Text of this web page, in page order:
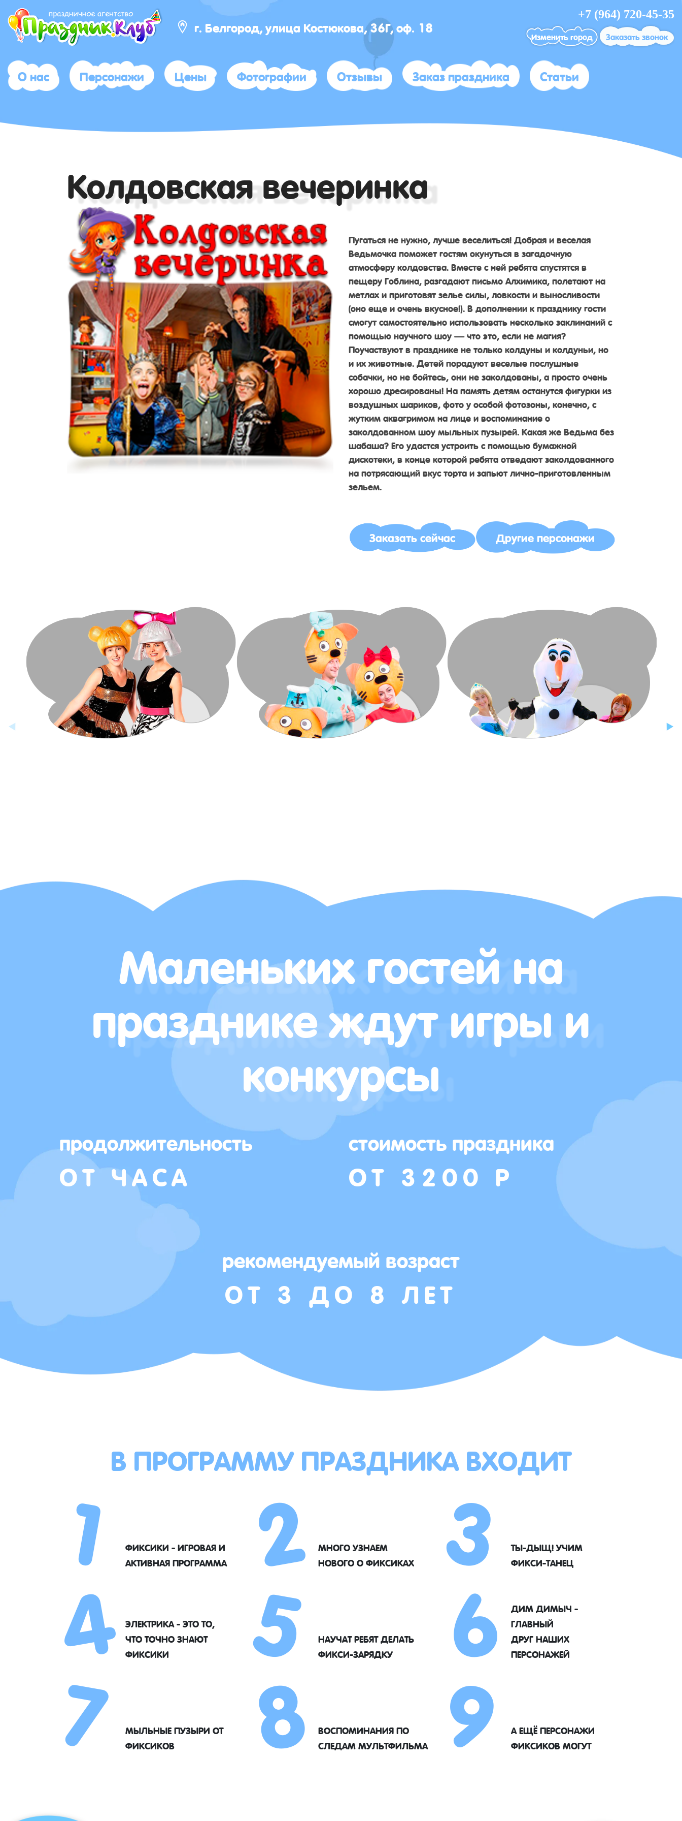
г. Белгород, улица Костюкова, 36Г, оф. 18 +7 (964) 720-45-35
Изменить город Заказать звонок
О нас Персонажи Цены Фотографии Отзывы Заказ праздника Статьи
Колдовская вечеринка
Пугаться не нужно, лучше веселиться! Добрая и веселая
Ведьмочка поможет гостям окунуться в загадочную
атмосферу колдовства. Вместе с ней ребята спустятся в
пещеру Гоблина, разгадают письмо Алхимика, полетают на
метлах и приготовят зелье силы, ловкости и выносливости
(оно еще и очень вкусное!). В дополнении к празднику гости
смогут самостоятельно использовать несколько заклинаний с
помощью научного шоу — что это, если не магия?
Поучаствуют в празднике не только колдуны и колдуньи, но
и их животные. Детей порадуют веселые послушные
собачки, но не бойтесь, они не заколдованы, а просто очень
хорошо дресированы! На память детям останутся фигурки из
воздушных шариков, фото у особой фотозоны, конечно, с
жутким аквагримом на лице и воспоминание о
заколдованном шоу мыльных пузырей. Какая же Ведьма без
шабаша? Его удастся устроить с помощью бумажной
дискотеки, в конце которой ребята отведают заколдованного
на потрясающий вкус торта и запьют лично-приготовленным
зельем.
Заказать сейчас Другие персонажи
Маленьких гостей на
празднике ждут игры и
конкурсы
продолжительность
ОТ ЧАСА
стоимость праздника
ОТ 3200 Р
рекомендуемый возраст
ОТ 3 ДО 8 ЛЕТ
В ПРОГРАММУ ПРАЗДНИКА ВХОДИТ
1ФИКСИКИ - ИГРОВАЯ И
АКТИВНАЯ ПРОГРАММА
2МНОГО УЗНАЕМ
НОВОГО О ФИКСИКАХ
3ТЫ-ДЫЩ! УЧИМ
ФИКСИ-ТАНЕЦ
4ЭЛЕКТРИКА - ЭТО ТО,
ЧТО ТОЧНО ЗНАЮТ
ФИКСИКИ
5НАУЧАТ РЕБЯТ ДЕЛАТЬ
ФИКСИ-ЗАРЯДКУ
6ДИМ ДИМЫЧ -
ГЛАВНЫЙ
ДРУГ НАШИХ
ПЕРСОНАЖЕЙ
7МЫЛЬНЫЕ ПУЗЫРИ ОТ
ФИКСИКОВ
8ВОСПОМИНАНИЯ ПО
СЛЕДАМ МУЛЬТФИЛЬМА
9А ЕЩЁ ПЕРСОНАЖИ
ФИКСИКОВ МОГУТ